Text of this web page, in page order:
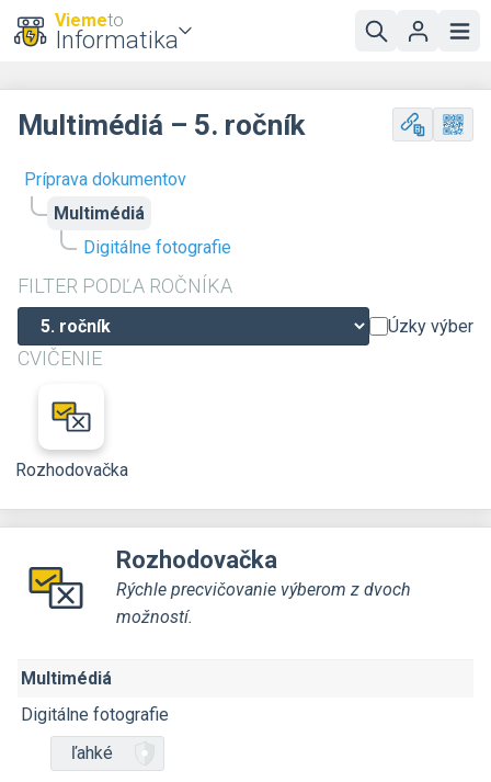
Viemeto
Informatika
Príprava dokumentov
Multimédiá
Digitálne fotografie
FILTER PODĽA ROČNÍKA
Úzky výber
CVIČENIE
Rozhodovačka
Multimédiá – 5. ročník
Rozhodovačka
Rýchle precvičovanie výberom z dvoch
možností.
Multimédiá
Digitálne fotografie
ľahké